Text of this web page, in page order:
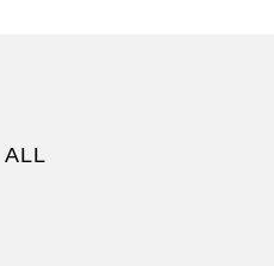
ALL